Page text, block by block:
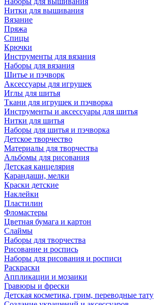
Нитки для вышивания
Вязание
Пряжа
Спицы
Крючки
Инструменты для вязания
Наборы для вязания
Шитье и пэчворк
Аксессуары для игрушек
Иглы для шитья
Ткани для игрушек и пэчворка
Инструменты и аксессуары для шитья
Нитки для шитья
Наборы для шитья и пэчворка
Детское творчество
Материалы для творчества
Альбомы для рисования
Детская канцелярия
Карандаши, мелки
Краски детские
Наклейки
Пластилин
Фломастеры
Цветная бумага и картон
Слаймы
Наборы для творчества
Рисование и роспись
Наборы для рисования и росписи
Раскраски
Аппликации и мозаики
Гравюры и фрески
Детская косметика, грим, переводные тату